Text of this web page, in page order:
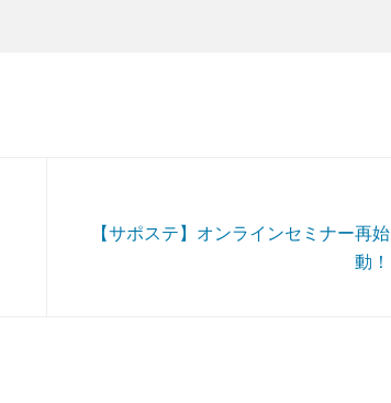
【サポステ】オンラインセミナー再始
動！